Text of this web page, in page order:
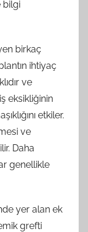
bilgi
birkaç
ihtiyaç
ve
eksikliğinin
etkiler.
ve
Daha
genellikle
yer alan ek
grefti